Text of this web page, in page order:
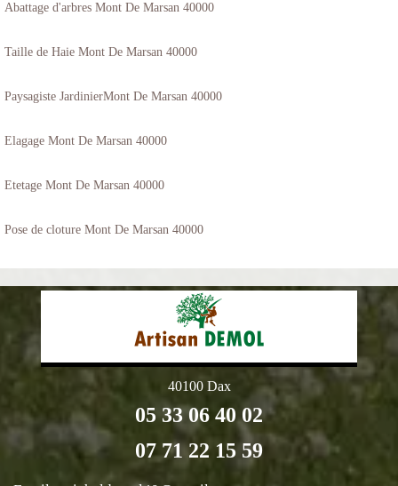
Abattage d'arbres Mont De Marsan 40000
Taille de Haie Mont De Marsan 40000
Paysagiste JardinierMont De Marsan 40000
Elagage Mont De Marsan 40000
Etetage Mont De Marsan 40000
Pose de cloture Mont De Marsan 40000
40100 Dax
05 33 06 40 02
07 71 22 15 59